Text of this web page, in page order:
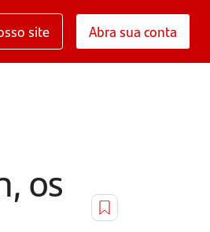
site Abra sua conta
os